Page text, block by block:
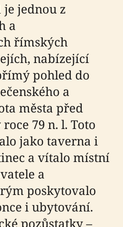
je jednou z
a
římských
nabízející
pohled do
a
města před
79 n. l. Toto
jako taverna i
a vítalo místní
a
poskytovalo
i ubytování.
pozůstatky –